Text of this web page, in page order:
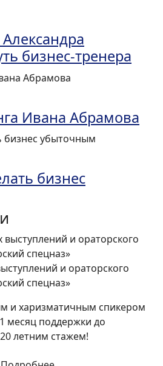
бизнес-тренера
Ивана Абрамова
бизнес
и ораторского
спецназ»
и харизматичным спикером
месяц поддержки до
летним стажем!